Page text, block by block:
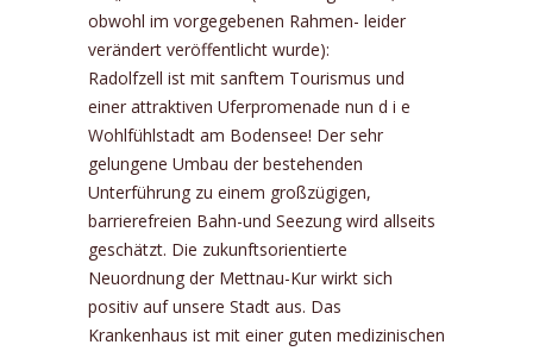
obwohl im vorgegebenen Rahmen- leider
verändert veröffentlicht wurde):
Radolfzell ist mit sanftem Tourismus und
einer attraktiven Uferpromenade nun d i e
Wohlfühlstadt am Bodensee! Der sehr
gelungene Umbau der bestehenden
Unterführung zu einem großzügigen,
barrierefreien Bahn-und Seezung wird allseits
geschätzt. Die zukunftsorientierte
Neuordnung der Mettnau-Kur wirkt sich
positiv auf unsere Stadt aus. Das
Krankenhaus ist mit einer guten medizinischen